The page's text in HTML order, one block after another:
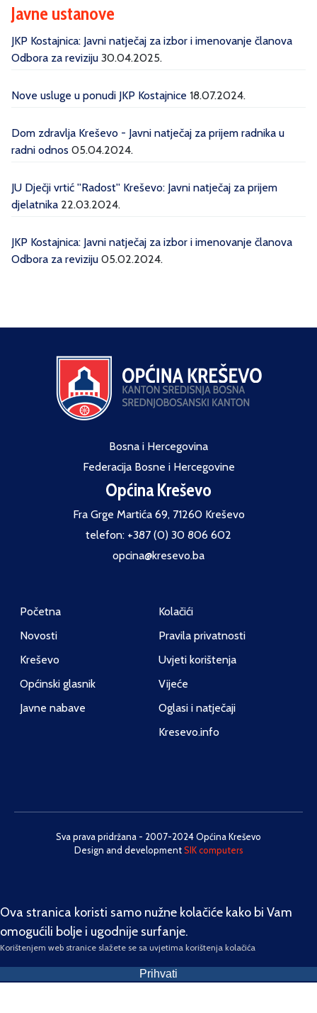
Javne ustanove
JKP Kostajnica: Javni natječaj za izbor i imenovanje članova
Odbora za reviziju 30.04.2025.
Nove usluge u ponudi JKP Kostajnice 18.07.2024.
Dom zdravlja Kreševo - Javni natječaj za prijem radnika u
radni odnos 05.04.2024.
JU Dječji vrtić ''Radost'' Kreševo: Javni natječaj za prijem
djelatnika 22.03.2024.
JKP Kostajnica: Javni natječaj za izbor i imenovanje članova
Odbora za reviziju 05.02.2024.
Bosna i Hercegovina
Federacija Bosne i Hercegovine
Općina Kreševo
Fra Grge Martića 69, 71260 Kreševo
telefon: +387 (0) 30 806 602
opcina@kresevo.ba
Početna
Novosti
Kreševo
Općinski glasnik
Javne nabave
Kolačići
Pravila privatnosti
Uvjeti korištenja
Vijeće
Oglasi i natječaji
Kresevo.info
Sva prava pridržana - 2007-2024 Općina Kreševo
Design and developmentSIK computers
Ova stranica koristi samo nužne kolačiće kako bi Vam
omogućili bolje i ugodnije surfanje.
Korištenjem web stranice slažete se sa uvjetima korištenja kolačića
Prihvati